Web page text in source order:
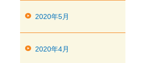
2020年5月
2020年4月